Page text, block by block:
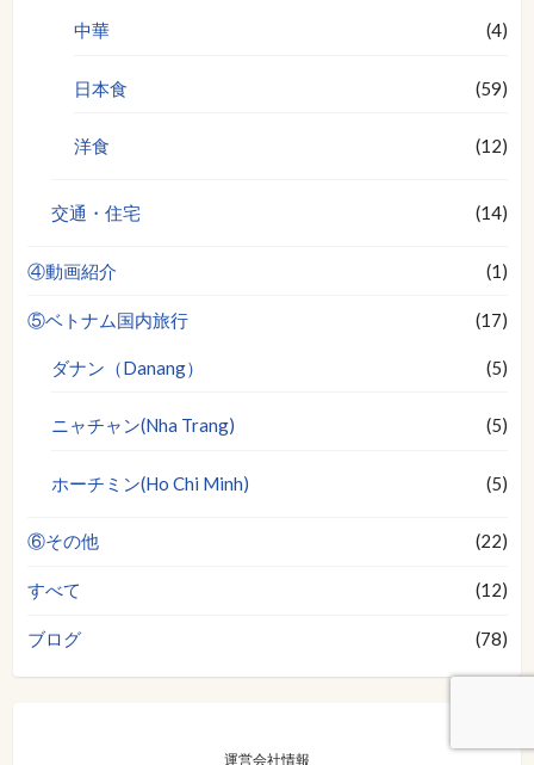
中華 (4)
日本食 (59)
洋食 (12)
交通・住宅 (14)
④動画紹介 (1)
⑤ベトナム国内旅行 (17)
ダナン（Danang） (5)
ニャチャン(Nha Trang) (5)
ホーチミン(Ho Chi Minh) (5)
⑥その他 (22)
すべて (12)
ブログ (78)
運営会社情報